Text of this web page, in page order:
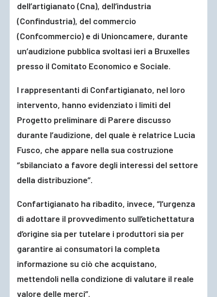
dell’artigianato (Cna), dell’industria
(Confindustria), del commercio
(Confcommercio) e di Unioncamere, durante
un’audizione pubblica svoltasi ieri a Bruxelles
presso il Comitato Economico e Sociale.
I rappresentanti di Confartigianato, nel loro
intervento, hanno evidenziato i limiti del
Progetto preliminare di Parere discusso
durante l’audizione, del quale è relatrice Lucia
Fusco, che appare nella sua costruzione
“sbilanciato a favore degli interessi del settore
della distribuzione”.
Confartigianato ha ribadito, invece, “l’urgenza
di adottare il provvedimento sull’etichettatura
d’origine sia per tutelare i produttori sia per
garantire ai consumatori la completa
informazione su ciò che acquistano,
mettendoli nella condizione di valutare il reale
valore delle merci”.